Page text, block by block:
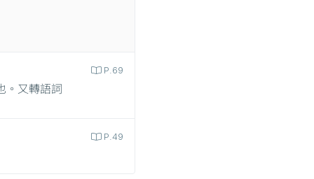
P.69
。又轉語詞
P.49